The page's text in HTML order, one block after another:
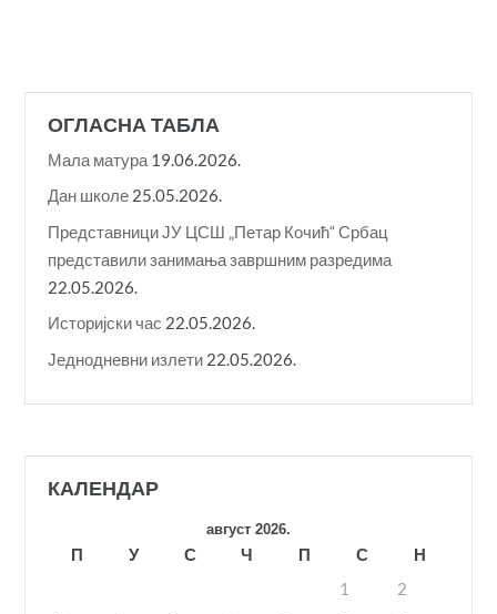
ОГЛАСНА ТАБЛА
Мала матура 19.06.2026.
Дан школе 25.05.2026.
Представници ЈУ ЦСШ „Петар Кочић“ Србац
представили занимања завршним разредима
22.05.2026.
Историјски час 22.05.2026.
Једнодневни излети 22.05.2026.
КАЛЕНДАР
август 2026.
П У С Ч П С
Н
1
2